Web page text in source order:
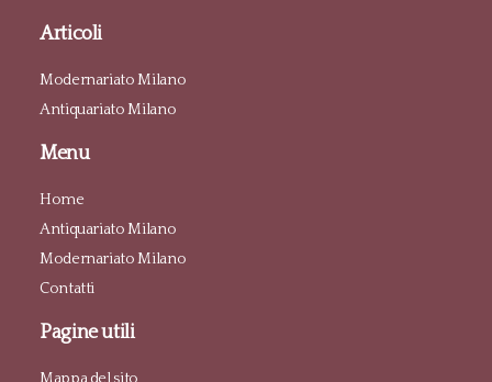
Articoli
Modernariato Milano
Antiquariato Milano
Menu
Home
Antiquariato Milano
Modernariato Milano
Contatti
Pagine utili